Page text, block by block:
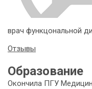
врач функцональной
Отзывы
Образование
Окончила ПГУ